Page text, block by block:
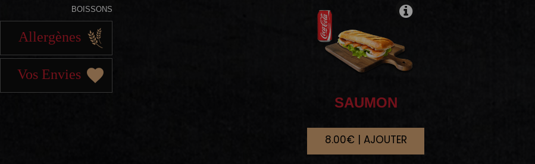
BOISSONS
Allergènes
Vos Envies
SAUMON
8.00€ | AJOUTER